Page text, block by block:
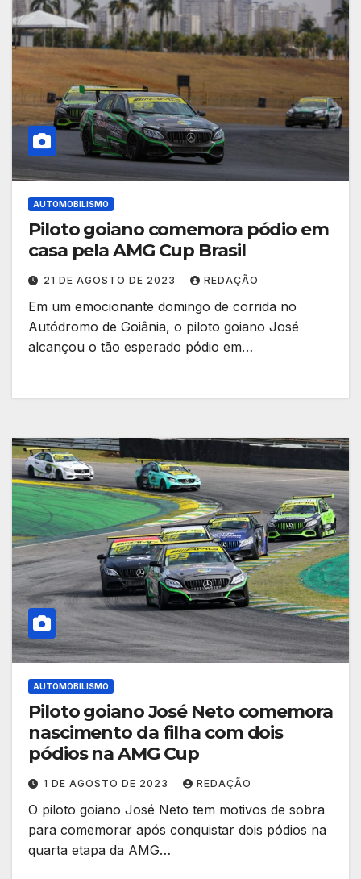
AUTOMOBILISMO
Piloto goiano comemora pódio em
casa pela AMG Cup Brasil
21 DE AGOSTO DE 2023 REDAÇÃO
Em um emocionante domingo de corrida no
Autódromo de Goiânia, o piloto goiano José
alcançou o tão esperado pódio em…
AUTOMOBILISMO
Piloto goiano José Neto comemora
nascimento da filha com dois
pódios na AMG Cup
1 DE AGOSTO DE 2023 REDAÇÃO
O piloto goiano José Neto tem motivos de sobra
para comemorar após conquistar dois pódios na
quarta etapa da AMG…